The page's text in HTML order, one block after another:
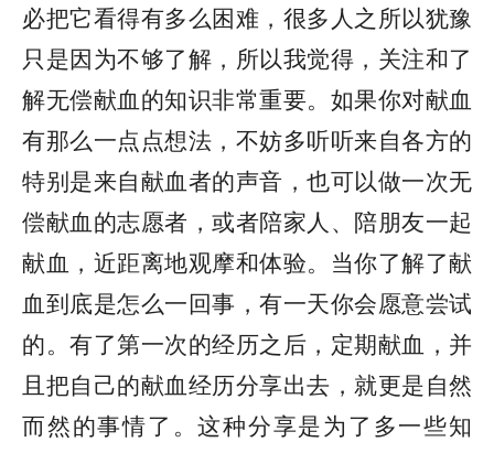
必把它看得有多么困难，很多人之所以犹豫
只是因为不够了解，所以我觉得，关注和了
解无偿献血的知识非常重要。如果你对献血
有那么一点点想法，不妨多听听来自各方的
特别是来自献血者的声音，也可以做一次无
偿献血的志愿者，或者陪家人、陪朋友一起
献血，近距离地观摩和体验。当你了解了献
血到底是怎么一回事，有一天你会愿意尝试
的。有了第一次的经历之后，定期献血，并
且把自己的献血经历分享出去，就更是自然
而然的事情了。这种分享是为了多一些知